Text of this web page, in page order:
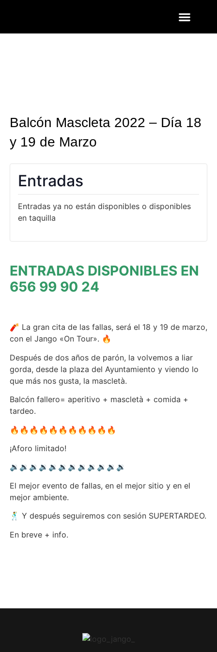
Balcón Mascleta 2022 – Día 18
y 19 de Marzo
Entradas
Entradas ya no están disponibles o disponibles
en taquilla
ENTRADAS DISPONIBLES EN
656 99 90 24
🧨 La gran cita de las fallas, será el 18 y 19 de marzo,
con el Jango «On Tour». 🔥
Después de dos años de parón, la volvemos a liar
gorda, desde la plaza del Ayuntamiento y viendo lo
que más nos gusta, la mascletà.
Balcón fallero= aperitivo + mascletà + comida +
tardeo.
🔥🔥🔥🔥🔥🔥🔥🔥🔥🔥🔥
¡Aforo limitado!
🔉🔉🔉🔉🔉🔉🔉🔉🔉🔉🔉🔉
El mejor evento de fallas, en el mejor sitio y en el
mejor ambiente.
🕺 Y después seguiremos con sesión SUPERTARDEO.
En breve + info.